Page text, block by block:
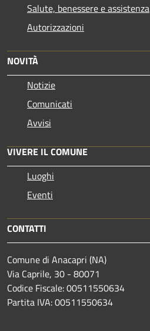
Salute, benessere e assistenza
Autorizzazioni
NOVITÀ
Notizie
Comunicati
Avvisi
VIVERE IL COMUNE
Luoghi
Eventi
CONTATTI
Comune di Anacapri (NA)
Via Caprile, 30 - 80071
Codice Fiscale: 00511550634
Partita IVA: 00511550634